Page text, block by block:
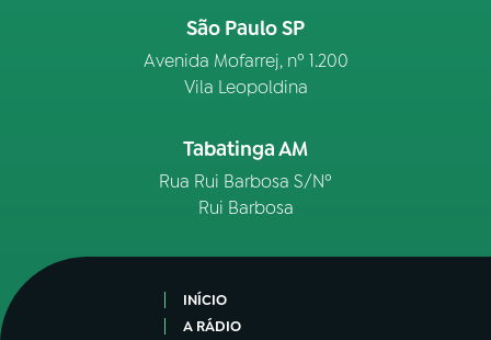
São Paulo SP
Avenida Mofarrej, nº 1.200
Vila Leopoldina
Tabatinga AM
Rua Rui Barbosa S/Nº
Rui Barbosa
INÍCIO
A RÁDIO